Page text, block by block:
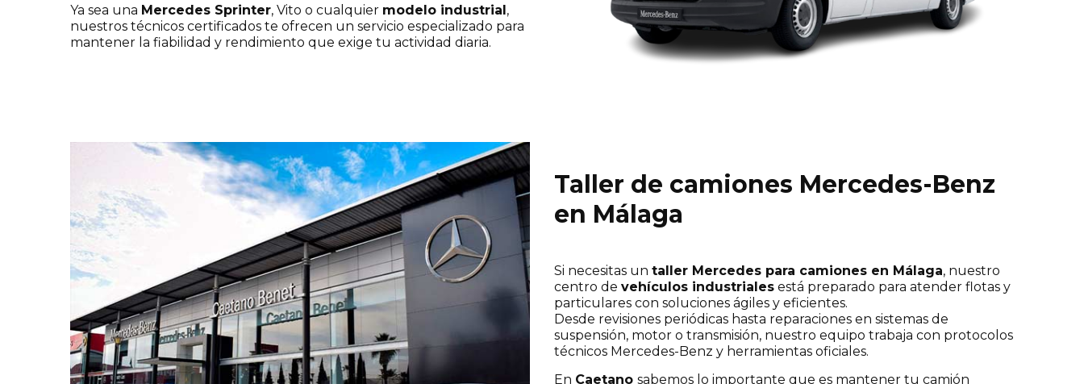
Ya sea una Mercedes Sprinter, Vito o cualquier modelo industrial,
nuestros técnicos certificados te ofrecen un servicio especializado para
mantener la fiabilidad y rendimiento que exige tu actividad diaria.
Taller de camiones Mercedes-Benz
en Málaga
Si necesitas un taller Mercedes para camiones en Málaga, nuestro
centro de vehículos industriales está preparado para atender flotas y
particulares con soluciones ágiles y eficientes.
Desde revisiones periódicas hasta reparaciones en sistemas de
suspensión, motor o transmisión, nuestro equipo trabaja con protocolos
técnicos Mercedes-Benz y herramientas oficiales.
En Caetano sabemos lo importante que es mantener tu camión